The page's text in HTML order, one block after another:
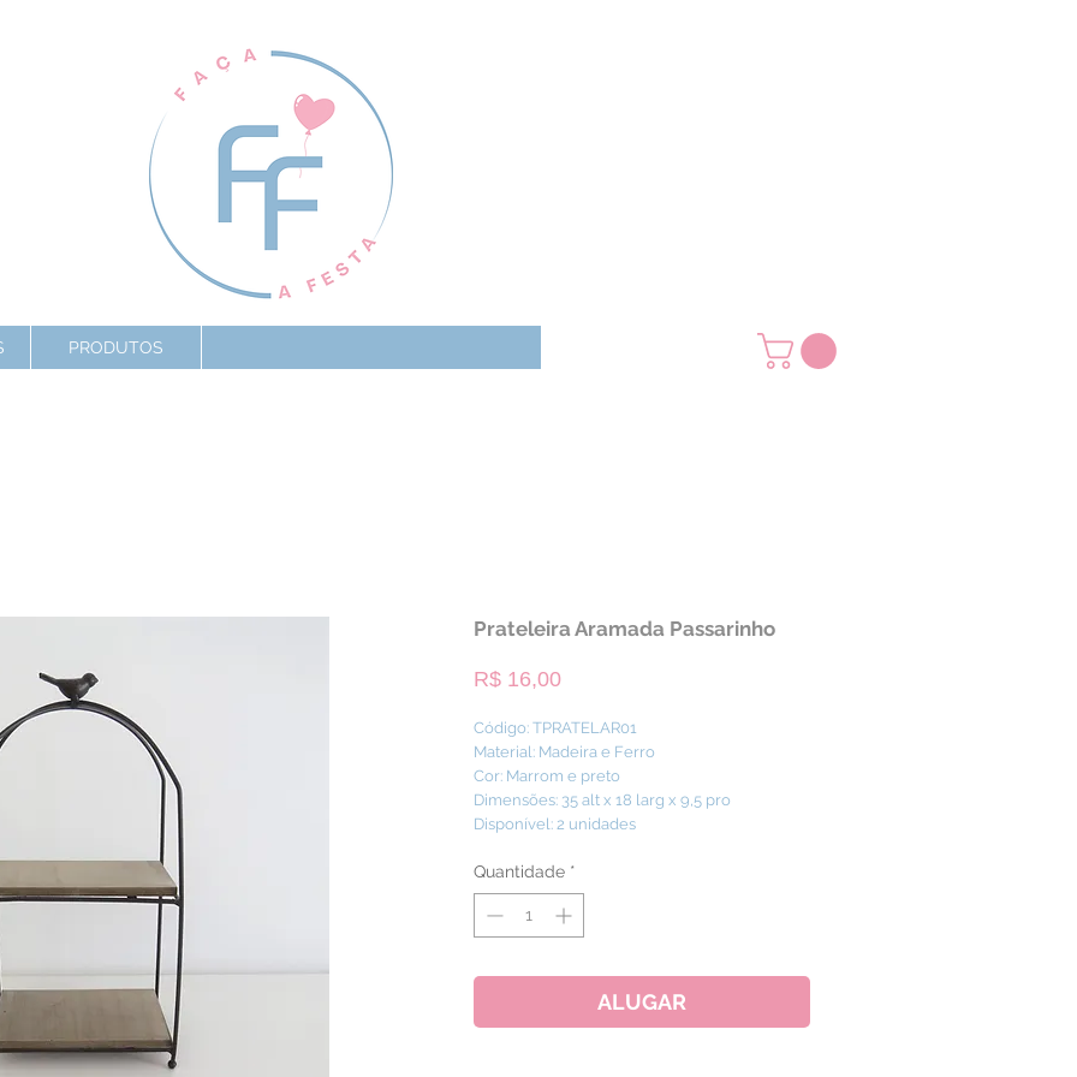
PRODUTOS
Prateleira Aramada Passarinho
R$ 16,00Preço
Código: TPRATELAR01
Material: Madeira e Ferro
Cor: Marrom e preto
Dimensões: 35 alt x 18 larg x 9,5 pro
Disponível: 2 unidades
Quantidade *
ALUGAR